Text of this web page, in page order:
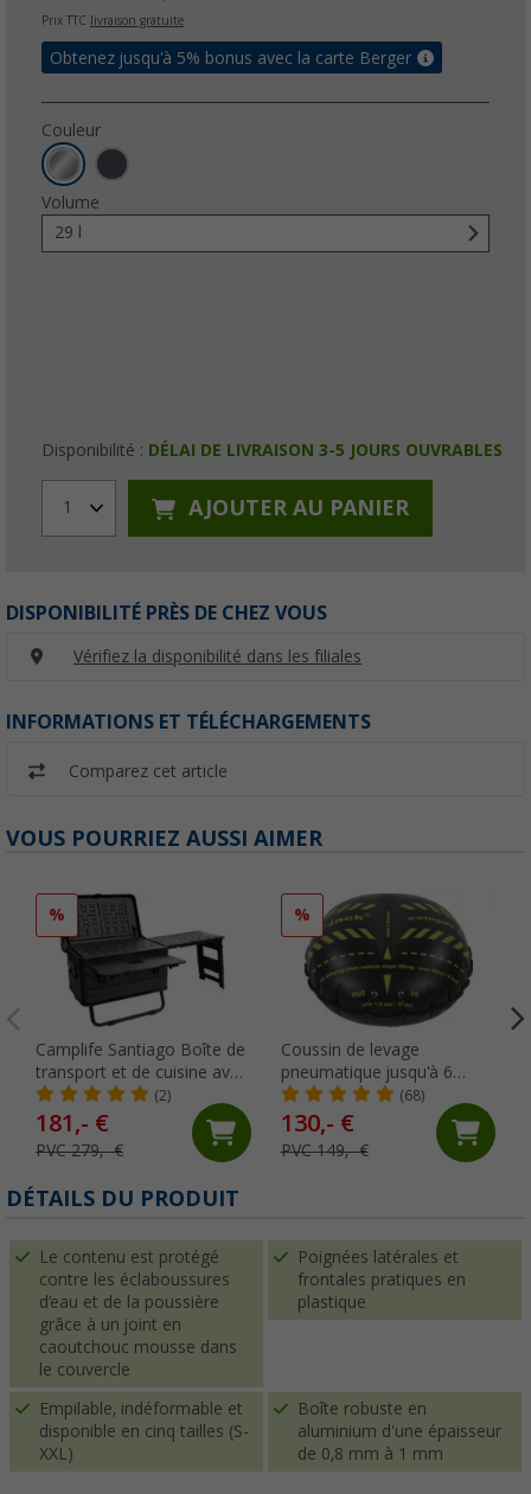
Prix TTC livraison gratuite
Obtenez jusqu'à 5% bonus avec la carte Berger
Couleur
Volume
29 l
Disponibilité : DÉLAI DE LIVRAISON 3-5 JOURS OUVRABLES
1 AJOUTER AU PANIER
DISPONIBILITÉ PRÈS DE CHEZ VOUS
Vérifiez la disponibilité dans les filiales
INFORMATIONS ET TÉLÉCHARGEMENTS
Comparez cet article
VOUS POURRIEZ AUSSI AIMER
%
Camplife Santiago Boîte de
transport et de cuisine avec
table latérale séparée
(2)
181,- €
PVC 279,- €
%
Coussin de levage
pneumatique jusqu'à 6
tonnes et jusqu'à 305 mm
de largeur de pneu Camper
Flat-Jack
(68)
130,- €
PVC 149,- €
DÉTAILS DU PRODUIT
Le contenu est protégé
contre les éclaboussures
d’eau et de la poussière
grâce à un joint en
caoutchouc mousse dans
le couvercle
Poignées latérales et
frontales pratiques en
plastique
Empilable, indéformable et
disponible en cinq tailles (S-
XXL)
Boîte robuste en
aluminium d'une épaisseur
de 0,8 mm à 1 mm